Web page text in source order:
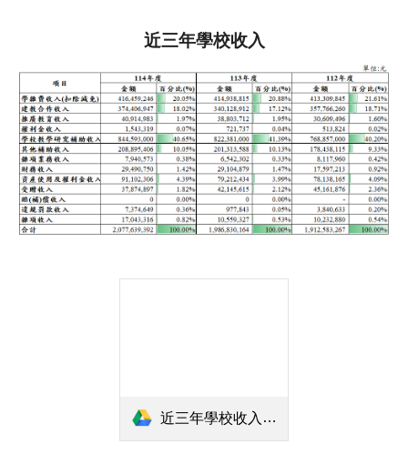
近三年學校收入
近三年學校收入分析(含歷史資料)1150226.ods